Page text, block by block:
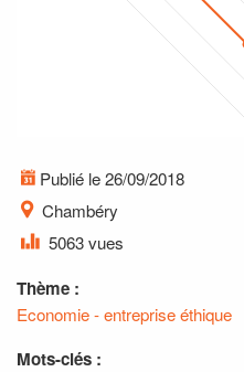
Publié le 26/09/2018
Chambéry
5063 vues
Thème :
Economie - entreprise éthique
Mots-clés :